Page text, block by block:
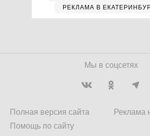
РЕКЛАМА В
Мы в соцсетях
Полная версия сайта
Помощь по сайту
Реклама